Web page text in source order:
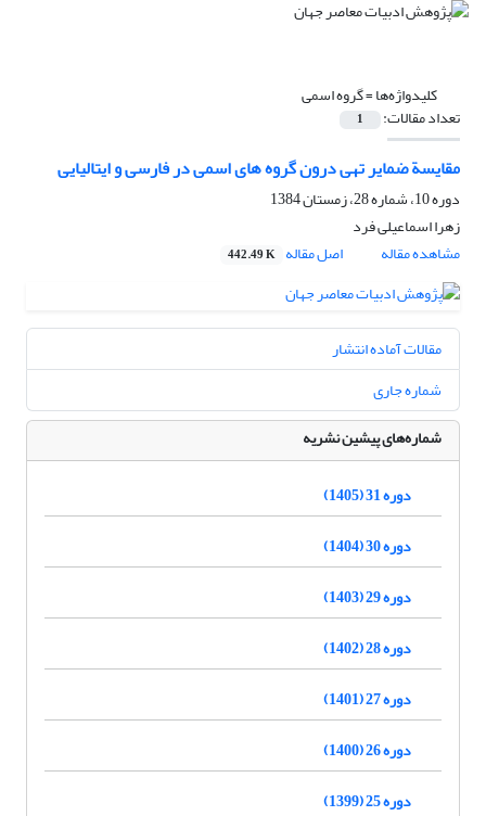
کلیدواژه‌ها =گروه اسمی
تعداد مقالات: 1
مقایسة ضمایر تهی درون گروه های اسمی در فارسی و ایتالیایی
دوره 10، شماره 28، زمستان 1384
زهرا اسماعیلی فرد
مشاهده مقاله
اصل مقاله 442.49 K
مقالات آماده انتشار
شماره جاری
شماره‌های پیشین نشریه
دوره 31 (1405)
دوره 30 (1404)
دوره 29 (1403)
دوره 28 (1402)
دوره 27 (1401)
دوره 26 (1400)
دوره 25 (1399)